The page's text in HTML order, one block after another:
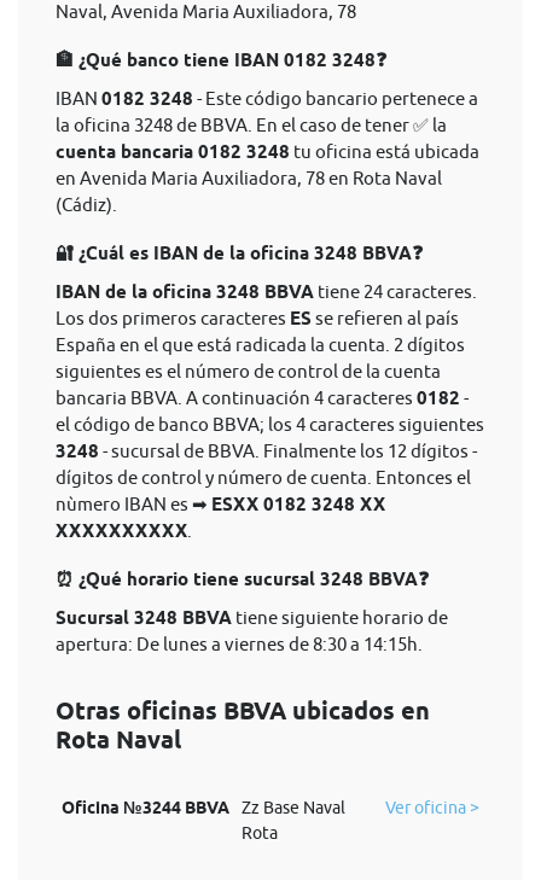
Naval, Avenida Maria Auxiliadora, 78
🏦 ¿Qué banco tiene IBAN 0182 3248❓
IBAN 0182 3248 - Este código bancario pertenece a
la oficina 3248 de BBVA. En el caso de tener ✅ la
cuenta bancaria 0182 3248 tu oficina está ubicada
en Avenida Maria Auxiliadora, 78 en Rota Naval
(Cádiz).
🔐 ¿Cuál es IBAN de la oficina 3248 BBVA❓
IBAN de la oficina 3248 BBVA tiene 24 caracteres.
Los dos primeros caracteres ES se refieren al país
España en el que está radicada la cuenta. 2 dígitos
siguientes es el número de control de la cuenta
bancaria BBVA. A continuación 4 caracteres 0182 -
el código de banco BBVA; los 4 caracteres siguientes
3248 - sucursal de BBVA. Finalmente los 12 dígitos -
dígitos de control y número de cuenta. Entonces el
nùmero IBAN es ➡ ESXX 0182 3248 XX
XXXXXXXXXX
⏰ ¿Qué horario tiene sucursal 3248 BBVA❓
Sucursal 3248 BBVA tiene siguiente horario de
apertura: De lunes a viernes de 8:30 a 14:15h.
Otras oficinas BBVA ubicados en
Rota Naval
Oficina №3244 BBVA
Zz Base Naval
Rota
Ver oficina >